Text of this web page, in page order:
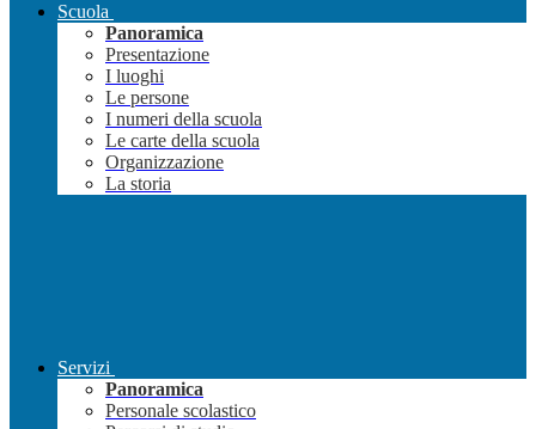
Scuola
Panoramica
Presentazione
I luoghi
Le persone
I numeri della scuola
Le carte della scuola
Organizzazione
La storia
Servizi
Panoramica
Personale scolastico